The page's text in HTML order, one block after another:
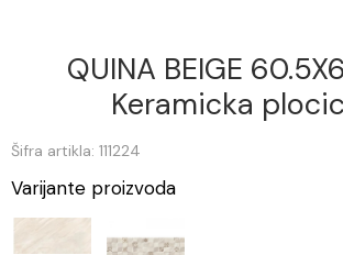
QUINA BEIGE
Keramicka
Šifra artikla: 111224
Varijante proizvoda